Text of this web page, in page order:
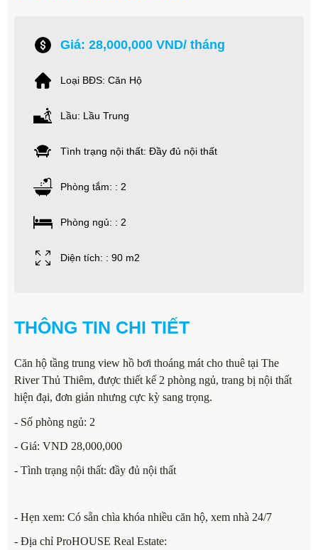
Giá: 28,000,000 VND/ tháng
Loại BĐS: Căn Hộ
Lầu: Lầu Trung
Tình trạng nội thất: Đầy đủ nội thất
Phòng tắm: : 2
Phòng ngủ: : 2
Diện tích: : 90 m2
THÔNG TIN CHI TIẾT
Căn hộ tầng trung view hồ bơi thoáng mát cho thuê tại The
River Thủ Thiêm, được thiết kế 2 phòng ngủ, trang bị nội thất
hiện đại, đơn giản nhưng cực kỳ sang trọng.
- Số phòng ngủ: 2
- Giá: VND 28,000,000
- Tình trạng nội thất: đầy đủ nội thất
- Hẹn xem: Có sẵn chìa khóa nhiều căn hộ, xem nhà 24/7
- Địa chỉ ProHOUSE Real Estate: